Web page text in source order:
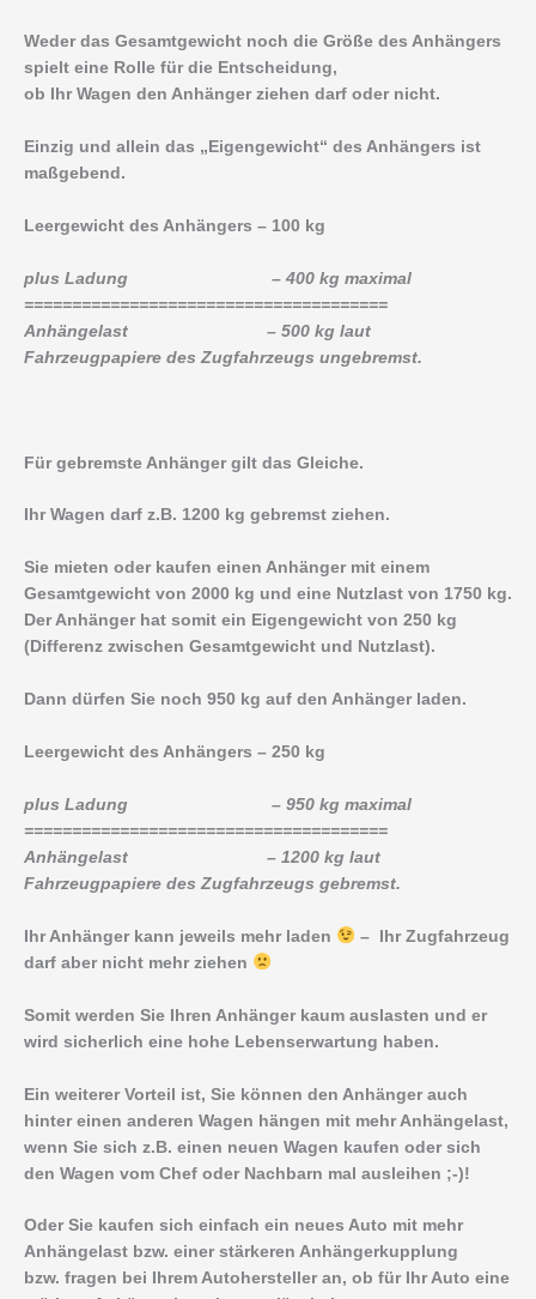
Weder das Gesamtgewicht noch die Größe des Anhängers
spielt eine Rolle für die Entscheidung,
ob Ihr Wagen den Anhänger ziehen darf oder nicht.
Einzig und allein das „Eigengewicht“ des Anhängers ist
maßgebend.
Leergewicht des Anhängers – 100 kg
plus Ladung – 400 kg maximal
======================================
Anhängelast – 500 kg laut
Fahrzeugpapiere des Zugfahrzeugs ungebremst.
Für gebremste Anhänger gilt das Gleiche.
Ihr Wagen darf z.B. 1200 kg gebremst ziehen.
Sie mieten oder kaufen einen Anhänger mit einem
Gesamtgewicht von 2000 kg und eine Nutzlast von 1750 kg.
Der Anhänger hat somit ein Eigengewicht von 250 kg
(Differenz zwischen Gesamtgewicht und Nutzlast).
Dann dürfen Sie noch 950 kg auf den Anhänger laden.
Leergewicht des Anhängers – 250 kg
plus Ladung – 950 kg maximal
======================================
Anhängelast – 1200 kg laut
Fahrzeugpapiere des Zugfahrzeugs gebremst.
Ihr Anhänger kann jeweils mehr laden
– Ihr Zugfahrzeug
darf aber nicht mehr ziehen
Somit werden Sie Ihren Anhänger kaum auslasten und er
wird sicherlich eine hohe Lebenserwartung haben.
Ein weiterer Vorteil ist, Sie können den Anhänger auch
hinter einen anderen Wagen hängen mit mehr Anhängelast,
wenn Sie sich z.B. einen neuen Wagen kaufen oder sich
den Wagen vom Chef oder Nachbarn mal ausleihen ;-)!
Oder Sie kaufen sich einfach ein neues Auto mit mehr
Anhängelast bzw. einer stärkeren Anhängerkupplung
bzw. fragen bei Ihrem Autohersteller an, ob für Ihr Auto eine